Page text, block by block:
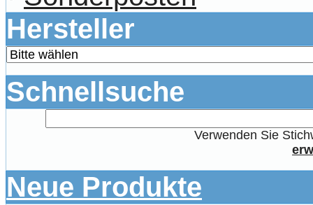
Hersteller
Schnellsuche
Verwenden Sie
Neue Produkte